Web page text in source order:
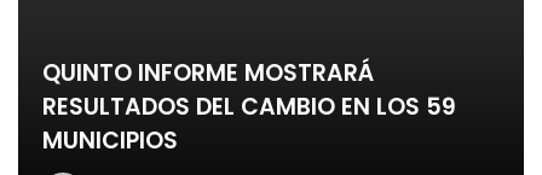
QUINTO INFORME MOSTRARÁ
RESULTADOS DEL CAMBIO EN LOS 59
MUNICIPIOS